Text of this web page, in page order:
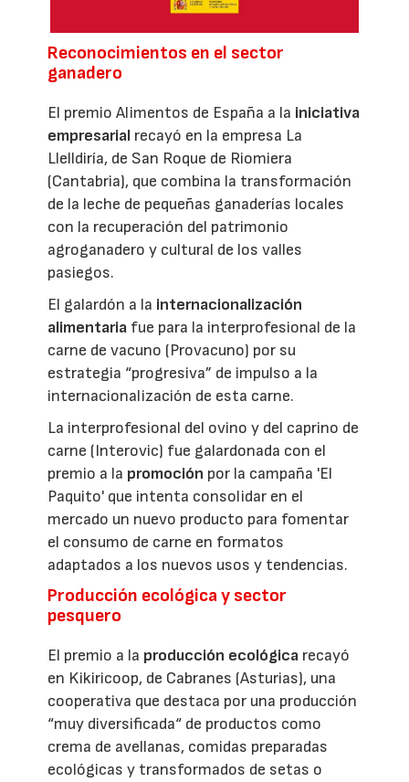
Reconocimientos en el sector
ganadero
El premio Alimentos de España a la iniciativa
empresarial recayó en la empresa La
Llelldiría, de San Roque de Riomiera
(Cantabria), que combina la transformación
de la leche de pequeñas ganaderías locales
con la recuperación del patrimonio
agroganadero y cultural de los valles
pasiegos.
El galardón a la internacionalización
alimentaria fue para la interprofesional de la
carne de vacuno (Provacuno) por su
estrategia “progresiva” de impulso a la
internacionalización de esta carne.
La interprofesional del ovino y del caprino de
carne (Interovic) fue galardonada con el
premio a la promoción por la campaña 'El
Paquito' que intenta consolidar en el
mercado un nuevo producto para fomentar
el consumo de carne en formatos
adaptados a los nuevos usos y tendencias.
Producción ecológica y sector
pesquero
El premio a la producción ecológica recayó
en Kikiricoop, de Cabranes (Asturias), una
cooperativa que destaca por una producción
“muy diversificada“ de productos como
crema de avellanas, comidas preparadas
ecológicas y transformados de setas o